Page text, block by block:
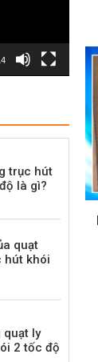
trục hút
là gì?
quạt
hút khói
quạt ly
2 tốc độ